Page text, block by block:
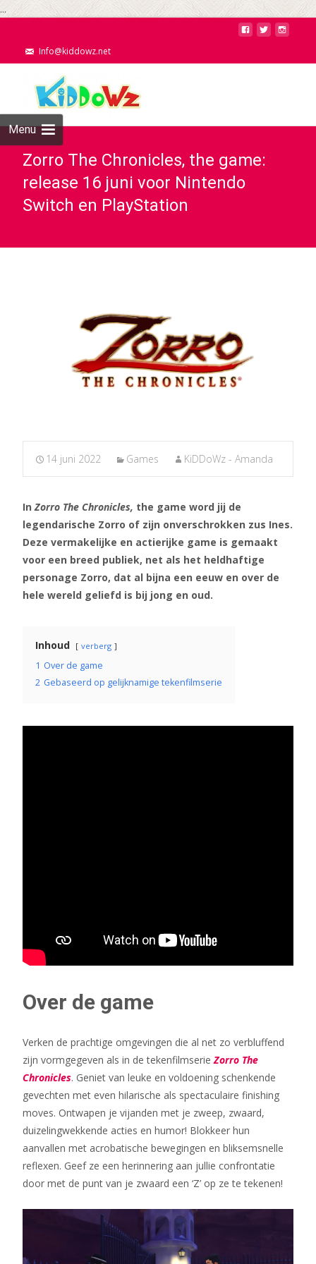
...
Info@kiddowz.net
Menu
Zorro The Chronicles, the game:
release 16 juni voor Nintendo
Switch en PlayStation
14 juni 2022 Games KiDDoWz - Amanda
InZorro The Chronicles, the game word jij de
legendarische Zorro of zijn onverschrokken zus Ines.
Deze vermakelijke en actierijke game is gemaakt
voor een breed publiek, net als het heldhaftige
personage Zorro, dat al bijna een eeuw en over de
hele wereld geliefd is bij jong en oud.
Inhoud verberg
1 Over de game
2 Gebaseerd op gelijknamige tekenfilmserie
Over de game
Verken de prachtige omgevingen die al net zo verbluffend
zijn vormgegeven als in de tekenfilmserieZorro The
Chronicles. Geniet van leuke en voldoening schenkende
gevechten met even hilarische als spectaculaire finishing
moves. Ontwapen je vijanden met je zweep, zwaard,
duizelingwekkende acties en humor! Blokkeer hun
aanvallen met acrobatische bewegingen en bliksemsnelle
reflexen. Geef ze een herinnering aan jullie confrontatie
door met de punt van je zwaard een ‘Z’ op ze te tekenen!